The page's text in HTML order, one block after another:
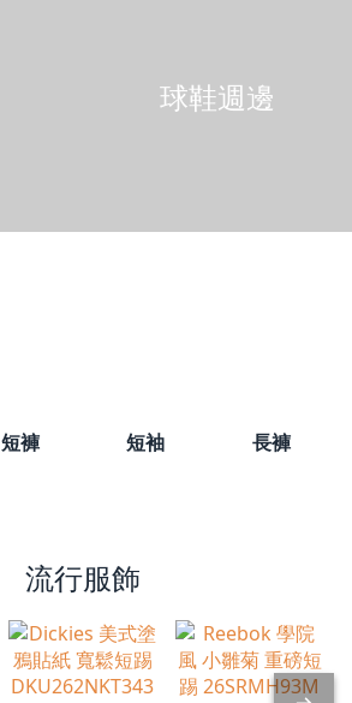
球鞋週邊
短褲 短袖 長褲
流行服飾